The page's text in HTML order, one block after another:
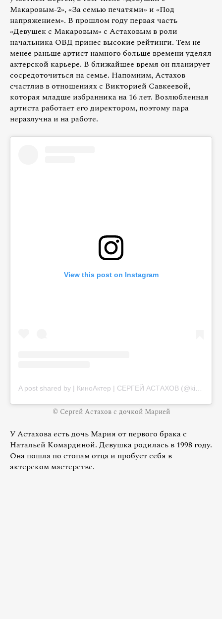
Макаровым-2», «За семью печатями» и «Под
напряжением». В прошлом году первая часть
«Девушек с Макаровым» с Астаховым в роли
начальника ОВД принес высокие рейтинги. Тем не
менее раньше артист намного больше времени уделял
актерской карьере. В ближайшее время он планирует
сосредоточиться на семье. Напомним, Астахов
счастлив в отношениях с Викторией Савкеевой,
которая младше избранника на 16 лет. Возлюбленная
артиста работает его директором, поэтому пара
неразлучна и на работе.
View this post on Instagram
© Сергей Астахов с дочкой Марией
У Астахова есть дочь Мария от первого брака с
Натальей Комардиной. Девушка родилась в 1998 году.
Она пошла по стопам отца и пробует себя в
актерском мастерстве.